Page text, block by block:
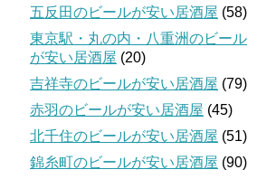
五反田のビールが安い居酒屋 (58)
東京駅・丸の内・八重洲のビール
が安い居酒屋 (20)
吉祥寺のビールが安い居酒屋 (79)
赤羽のビールが安い居酒屋 (45)
北千住のビールが安い居酒屋 (51)
錦糸町のビールが安い居酒屋 (90)